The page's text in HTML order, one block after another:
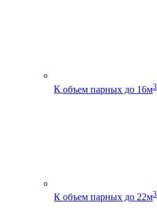
К объем парных до 16м3
К объем парных до 22м3